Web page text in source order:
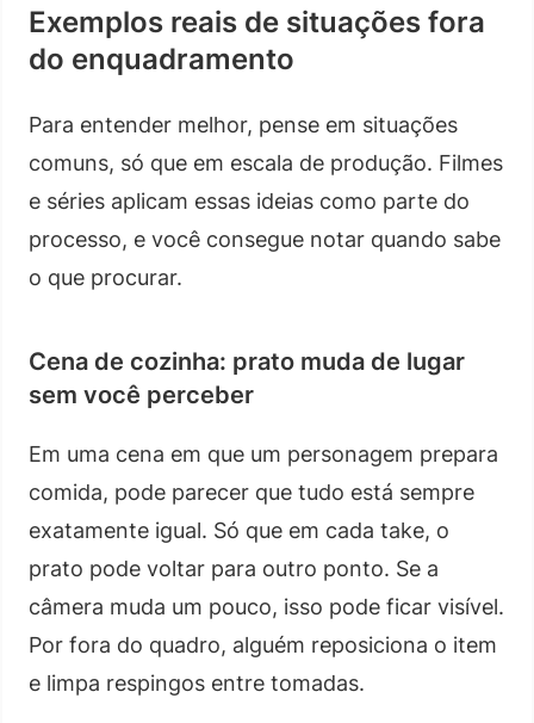
Exemplos reais de situações fora
do enquadramento
Para entender melhor, pense em situações
comuns, só que em escala de produção. Filmes
e séries aplicam essas ideias como parte do
processo, e você consegue notar quando sabe
o que procurar.
Cena de cozinha: prato muda de lugar
sem você perceber
Em uma cena em que um personagem prepara
comida, pode parecer que tudo está sempre
exatamente igual. Só que em cada take, o
prato pode voltar para outro ponto. Se a
câmera muda um pouco, isso pode ficar visível.
Por fora do quadro, alguém reposiciona o item
e limpa respingos entre tomadas.